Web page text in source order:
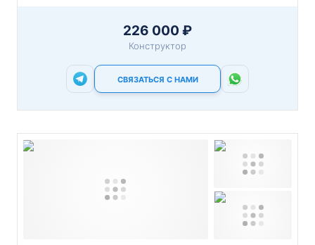
226 000 ₽
Конструктор
СВЯЗАТЬСЯ С НАМИ